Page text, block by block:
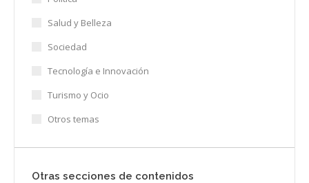
Salud y Belleza
Sociedad
Tecnología e Innovación
Turismo y Ocio
Otros temas
Otras secciones de contenidos